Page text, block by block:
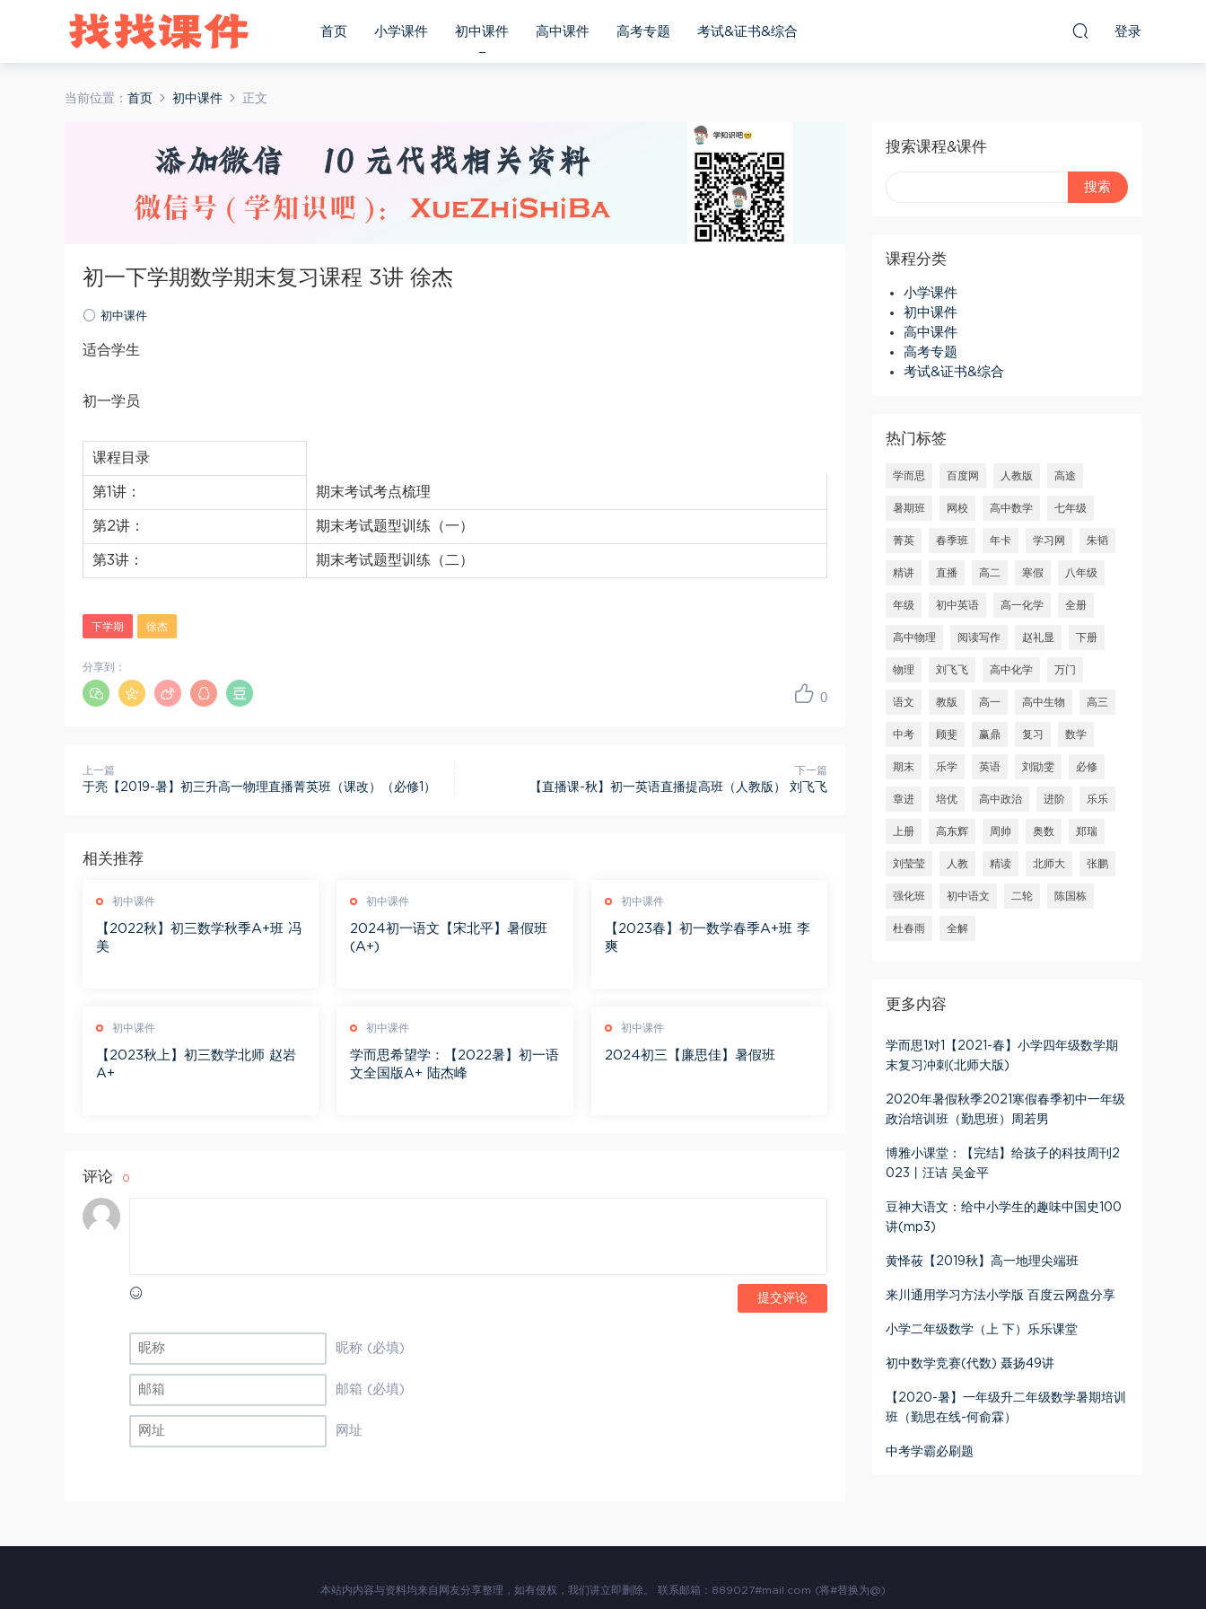
首页 小学课件 初中课件 高中课件 高考专题 考试&证书&综合 登录
当前位置： 首页 初中课件 正文
初一下学期数学期末复习课程 3讲 徐杰
初中课件
适合学生
初一学员
课程目录
第1讲： 期末考试考点梳理
第2讲： 期末考试题型训练（一）
第3讲： 期末考试题型训练（二）
下学期 徐杰
0
分享到：
上一篇
于亮【2019-暑】初三升高一物理直播菁英班（课改）（必修1）
下一篇
【直播课-秋】初一英语直播提高班（人教版） 刘飞飞
相关推荐
初中课件
【2022秋】初三数学秋季A+班 冯
美
初中课件
2024初一语文【宋北平】暑假班
(A+)
初中课件
【2023春】初一数学春季A+班 李
爽
初中课件
【2023秋上】初三数学北师 赵岩
A+
初中课件
学而思希望学：【2022暑】初一语
文全国版A+ 陆杰峰
初中课件
2024初三【廉思佳】暑假班
评论 0
提交评论
昵称 (必填)
邮箱 (必填)
网址
搜索课程&课件
课程分类
小学课件
初中课件
高中课件
高考专题
考试&证书&综合
热门标签
学而思 百度网 人教版 高途
暑期班 网校 高中数学 七年级
菁英 春季班 年卡 学习网 朱韬
精讲 直播 高二 寒假 八年级
年级 初中英语 高一化学 全册
高中物理 阅读写作 赵礼显 下册
物理 刘飞飞 高中化学 万门
语文 教版 高一 高中生物 高三
中考 顾斐 赢鼎 复习 数学
期末 乐学 英语 刘勖雯 必修
章进 培优 高中政治 进阶 乐乐
上册 高东辉 周帅 奥数 郑瑞
刘莹莹 人教 精读 北师大 张鹏
强化班 初中语文 二轮 陈国栋
杜春雨 全解
更多内容
学而思1对1【2021-春】小学四年级数学期
末复习冲刺(北师大版)
2020年暑假秋季2021寒假春季初中一年级
政治培训班（勤思班）周若男
博雅小课堂：【完结】给孩子的科技周刊2
023丨汪诘 吴金平
豆神大语文：给中小学生的趣味中国史100
讲(mp3)
黄怿莜【2019秋】高一地理尖端班
来川通用学习方法小学版 百度云网盘分享
小学二年级数学（上 下）乐乐课堂
初中数学竞赛(代数) 聂扬49讲
【2020-暑】一年级升二年级数学暑期培训
班（勤思在线-何俞霖）
中考学霸必刷题
本站内内容与资料均来自网友分享整理，如有侵权，我们讲立即删除。 联系邮箱：889027#mail.com (将#替换为@)